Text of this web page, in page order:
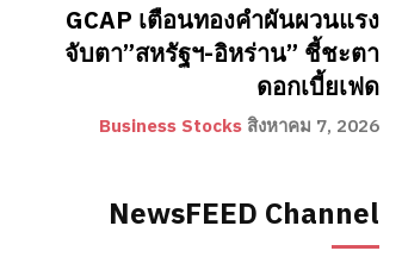
GCAP เตือนทองคำผันผวนแรง
จับตา”สหรัฐฯ-อิหร่าน” ชี้ชะตา
ดอกเบี้ยเฟด
Business Stocks สิงหาคม 7, 2026
NewsFEED Channel